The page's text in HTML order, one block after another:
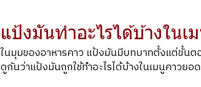
แป้งมันทำอะไรได้บ้างในเ
ในมุมของอาหารคาว แป้งมันมีบทบาทตั้งแต่ขั้น
ดูกันว่าแป้งมันถูกใช้ทำอะไรได้บ้างในเมนูคาวยอ